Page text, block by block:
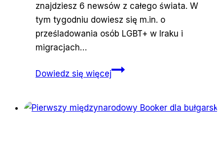
znajdziesz 6 newsów z całego świata. W
tym tygodniu dowiesz się m.in. o
prześladowania osób LGBT+ w Iraku i
migracjach…
Dowiedz się więcejPrasówka